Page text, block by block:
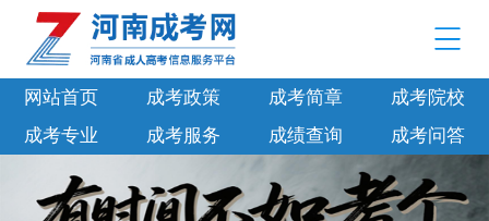
网站首页 成考政策 成考简章
成考院校
成考专业
成考服务 成绩查询 成考问答